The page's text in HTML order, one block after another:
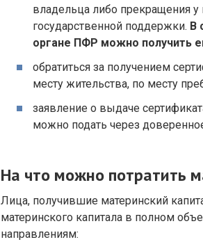
владельца либо прекращения
государственной поддержки. В
органе ПФР можно получить
обратиться за получением
месту жительства, по месту
заявление о выдаче
можно подать через
На что можно потратить
Лица, получившие материнский
материнского капитала в полном
направлениям: